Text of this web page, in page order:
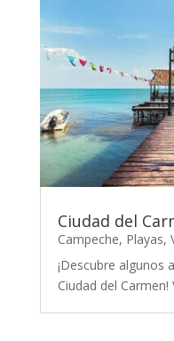
Ciudad del
Campeche, Playas,
¡Descubre algunos
Ciudad del Carmen!